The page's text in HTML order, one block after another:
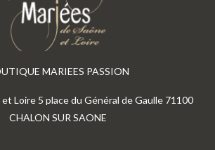
MARIEES PASSION
Loire 5 place du Général de Gaulle 71100
CHALON SUR SAONE